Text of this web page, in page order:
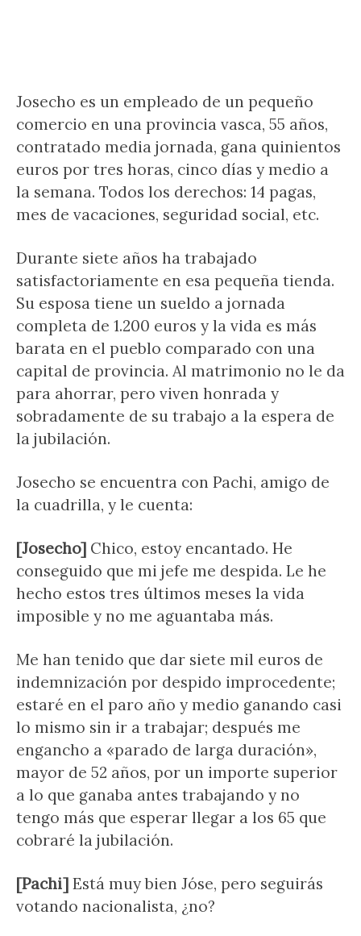
Josecho es un empleado de un pequeño
comercio en una provincia vasca, 55 años,
contratado media jornada, gana quinientos
euros por tres horas, cinco días y medio a
la semana. Todos los derechos: 14 pagas,
mes de vacaciones, seguridad social, etc.
Durante siete años ha trabajado
satisfactoriamente en esa pequeña tienda.
Su esposa tiene un sueldo a jornada
completa de 1.200 euros y la vida es más
barata en el pueblo comparado con una
capital de provincia. Al matrimonio no le da
para ahorrar, pero viven honrada y
sobradamente de su trabajo a la espera de
la jubilación.
Josecho se encuentra con Pachi, amigo de
la cuadrilla, y le cuenta:
[Josecho] Chico, estoy encantado. He
conseguido que mi jefe me despida. Le he
hecho estos tres últimos meses la vida
imposible y no me aguantaba más.
Me han tenido que dar siete mil euros de
indemnización por despido improcedente;
estaré en el paro año y medio ganando casi
lo mismo sin ir a trabajar; después me
engancho a «parado de larga duración»,
mayor de 52 años, por un importe superior
a lo que ganaba antes trabajando y no
tengo más que esperar llegar a los 65 que
cobraré la jubilación.
[Pachi] Está muy bien Jóse, pero seguirás
votando nacionalista, ¿no?